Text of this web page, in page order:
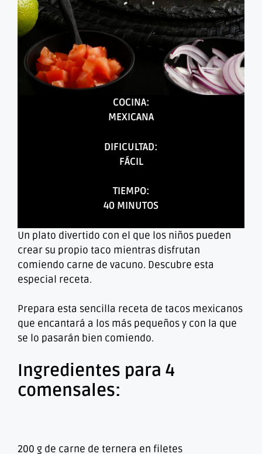
COCINA:
MEXICANA
DIFICULTAD:
FÁCIL
TIEMPO:
40 MINUTOS
Un plato divertido con el que los niños pueden
crear su propio taco mientras disfrutan
comiendo carne de vacuno. Descubre esta
especial receta.
Prepara esta sencilla receta de tacos mexicanos
que encantará a los más pequeños y con la que
se lo pasarán bien comiendo.
Ingredientes para 4
comensales:
200 g de carne de ternera en filetes